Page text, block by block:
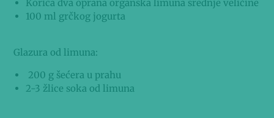
Korica dva oprana organska limuna srednje veličine
100 ml grčkog jogurta
Glazura od limuna:
200 g šećera u prahu
2-3 žlice soka od limuna